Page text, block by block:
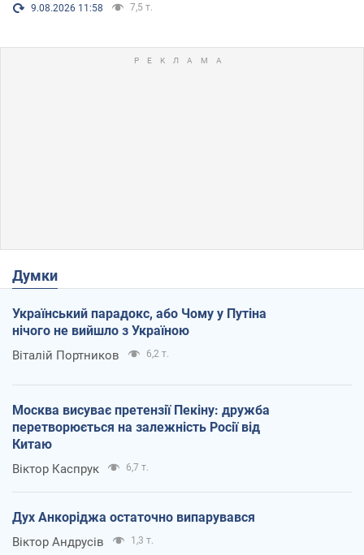
9.08.2026 11:58 7,5 т.
Думки
Український парадокс, або Чому у Путіна
нічого не вийшло з Україною
Віталій Портников 6,2 т.
Москва висуває претензії Пекіну: дружба
перетворюється на залежність Росії від
Китаю
Віктор Каспрук 6,7 т.
Дух Анкоріджа остаточно випарувався
Віктор Андрусів 1,3 т.